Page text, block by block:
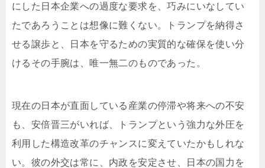
にした日本企業への過度な要求を、巧みにいなしてい
たであろうことは想像に難くない。トランプを納得さ
せる譲歩と、日本を守るための実質的な確保を使い分
けるその手腕は、唯一無二のものであった。
現在の日本が直面している産業の停滞や将来への不安
も、安倍晋三がいれば、トランプという強力な外圧を
利用した構造改革のチャンスに変えていたかもしれな
い。彼の外交は常に、内政を安定させ、日本の国力を